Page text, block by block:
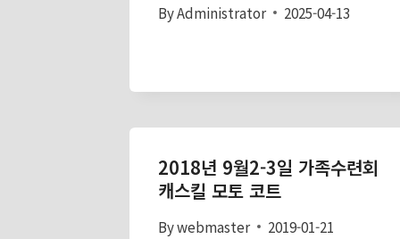
ByAdministrator 2025-04-13
2018년 9월2-3일 가족수련회
캐스킬 모토 코트
Bywebmaster 2019-01-21